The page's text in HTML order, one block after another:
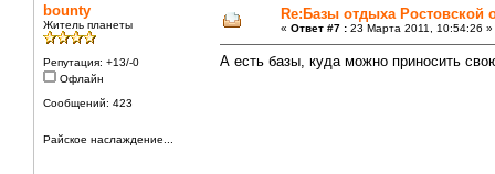
bounty
Житель планеты
Репутация: +13/-0
Офлайн
Сообщений: 423
Райское наслаждение...
Re:Базы отдыха Ростовской
« Ответ #7 : 23 Марта 2011, 10:54:26 »
А есть базы, куда можно приносить